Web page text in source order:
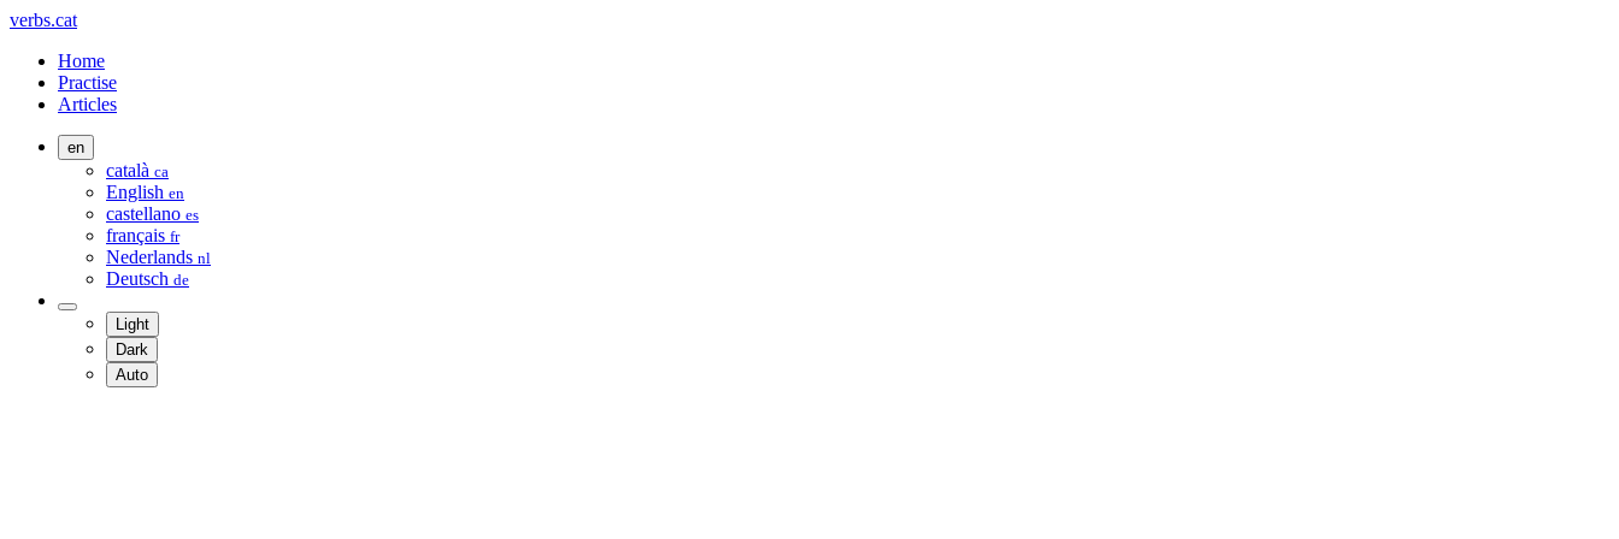
verbs.cat
Home
Practise
Articles
en
català ca
English en
castellano es
français fr
Nederlands nl
Deutsch de
Light
Dark
Auto